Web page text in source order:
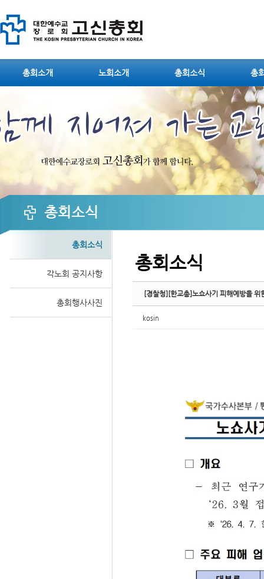
총회소개 노회소개 총회소식 총
총회소식
총회소식
각노회 공지사항
총회행사사진
총회소식
[경찰청][한교총]노쇼사기 피해예방을 위
kosin
Sketchbook5, 스케치북5
Sketchbook5, 스케치북5